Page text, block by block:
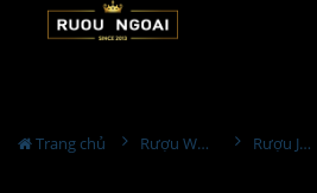
Trang chủ Rượu Whisky Rượu JW Double Black Hộp Quà 2025 1L